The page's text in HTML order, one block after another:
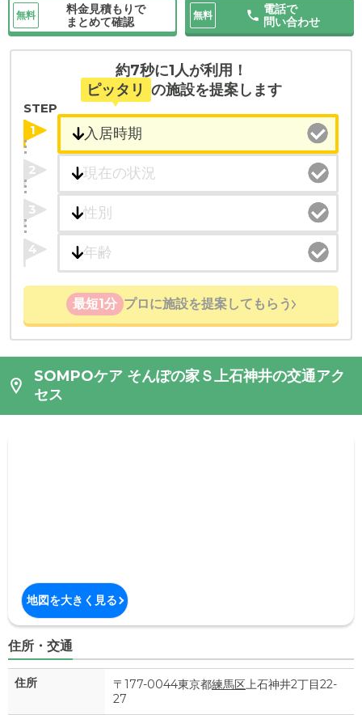
無料
料金見積もりで
まとめて確認
無料
電話で
問い合わせ
約7秒に1人が利用！
ピッタリ の施設を提案します
STEP
1
2
3
4
最短1分 プロに施設を提案してもらう
SOMPOケア そんぽの家Ｓ上石神井の交通アク
セス
地図を大きく見る
住所・交通
住所 〒177-0044東京都練馬区上石神井2丁目22-
27